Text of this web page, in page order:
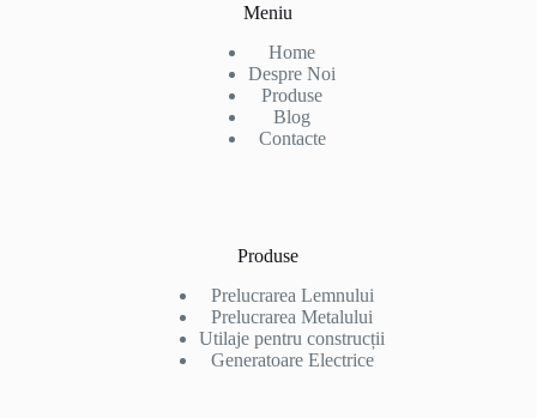
Meniu
Home
Despre Noi
Produse
Blog
Contacte
Produse
Prelucrarea Lemnului
Prelucrarea Metalului
Utilaje pentru construcții
Generatoare Electrice